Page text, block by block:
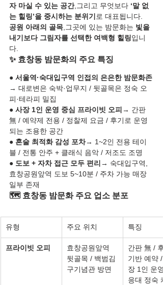
자 마실 수 있는 공간,그리고 무엇보다 ‘말 없
는 힐링’을 중시하는 분위기 로 대표됩니다.
공원 아래의 골목,그곳에 있는 밤문화는 빛을
내기보다 그림자를 선택한 여백형 힐링입니
다.
✨ 효창동 밤문화의 주요 특징
● 서울역·숙대입구역 인접의 은은한 밤문화존
→ 대로변은 숙박·업무지 / 뒷골목은 정숙 오
피·테라피 밀집
● 사장 1인 운영 중심 프라이빗 오피 → 간판
無 / 예약제 전용 / 정찰제 요금 / 후기로 운영
되는 조용한 공간
● 혼술 최적화 감성 포차→ 1~2인 전용 테이
블 / 전통 안주 + 클래식 음악 / 저조도 조명
● 도보 + 자차 접근 모두 편리 → 숙대입구역,
효창공원앞역 도보 5~10분 / 주차 가능 매장
일부 존재
🗺️ 효창동 밤문화 주요 업소 분포
유형 주요 위치 특징
프라이빗 오피
효창공원앞역
뒷골목 / 백범김
구기념관 방면
간판 無 /
기반 예약 /
장 1인 운
응대 정숙